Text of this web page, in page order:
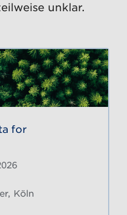
unklar.
for
Köln